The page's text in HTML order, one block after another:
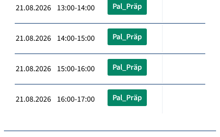
21.08.2026 13:00-14:00 Pal_Präp
21.08.2026 14:00-15:00 Pal_Präp
21.08.2026 15:00-16:00 Pal_Präp
21.08.2026 16:00-17:00 Pal_Präp